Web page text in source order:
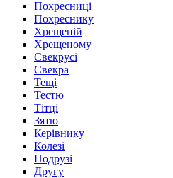
Похресниці
Похреснику
Хрещеній
Хрещеному
Свекрусі
Свекра
Тещі
Тестю
Тітці
Зятю
Керівнику
Колезі
Подрузі
Другу